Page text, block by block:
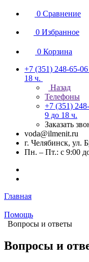
0 Сравнение
0 Избранное
0 Корзина
+7 (351) 248-65-06
18 ч.
Назад
Телефоны
+7 (351)
9 до 18 ч.
Заказать
voda@ilmenit.ru
г. Челябинск, ул.
Пн. – Пт.: с 9:00
Главная
Помощь
Вопросы и ответы
Вопросы и